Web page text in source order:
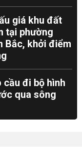
giá khu đất
tại phường
Bắc, khởi điểm
cầu đi bộ hình
qua sông